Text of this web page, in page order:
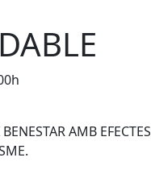
AMB EFECTES